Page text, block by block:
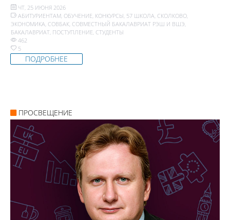
ЧТ, 25 ИЮНЯ 2026
АБИТУРИЕНТАМ, ОБУЧЕНИЕ, КОНКУРСЫ, 57 ШКОЛА, СКОЛКОВО,
ЭКОНОМИКА, СОВБАК, СОВМЕСТНЫЙ БАКАЛАВРИАТ РЭШ И ВШЭ,
БАКАЛАВРИАТ, ПОСТУПЛЕНИЕ, СТУДЕНТЫ
462
5
ПОДРОБНЕЕ
ПРОСВЕЩЕНИЕ